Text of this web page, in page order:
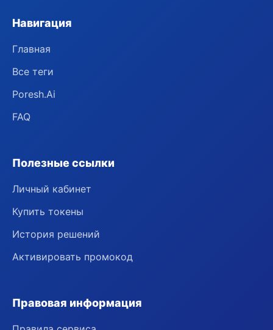
Навигация
Главная
Все теги
Poresh.Ai
FAQ
Полезные ссылки
Личный кабинет
Купить токены
История решений
Активировать промокод
Правовая информация